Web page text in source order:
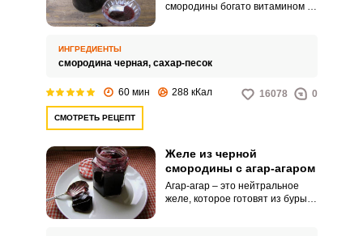
смородины богато витамином С.
простуды.
ИНГРЕДИЕНТЫ
смородина черная, сахар-песок
60 мин 288 кКал 16078 0
СМОТРЕТЬ РЕЦЕПТ
Желе из черной
смородины с агар-агаром
Агар-агар – это нейтральное
желе, которое готовят из бурых